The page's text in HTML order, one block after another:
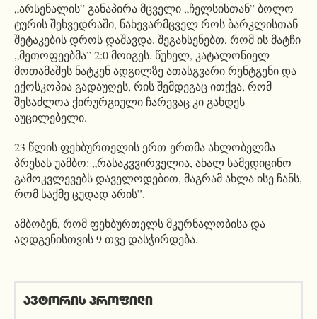
„არსენალის” განაპირა მცველი „ჩელსისთან” ბოლო
ტურის შეხვედრაში, ნახევარმცველ როს ბარკლისთან
შეტაკების დროს დაშავდა. შეგახსენებთ, რომ ის მატჩი
„მეთოფეებმა” 2:0 მოიგეს. წუხელ, კატალონიელ
მოთამაშეს ნატკენ ადგილზე ათასგვარი რენტგენი და
ექოსკოპია გადაუღეს, რის შემდეგაც ითქვა, რომ
შესაძლოა ქირურგიული ჩარევაც კი გახდეს
აუცილებელი.
23 წლის ფეხბურთელის ერთ-ერთმა ახლობელმა
პრესას უამბო: „რასაკვვირველია, ახალ სამედიცინო
გამოკვლევებს დაველოდებით, მაგრამ ახლა ისე ჩანს,
რომ საქმე ცუდად არის”.
ამბობენ, რომ ფეხბურთელს მკურნალობისა და
აღდგენისთვის 9 თვე დასჭირდება.
ავტორის პროფილი